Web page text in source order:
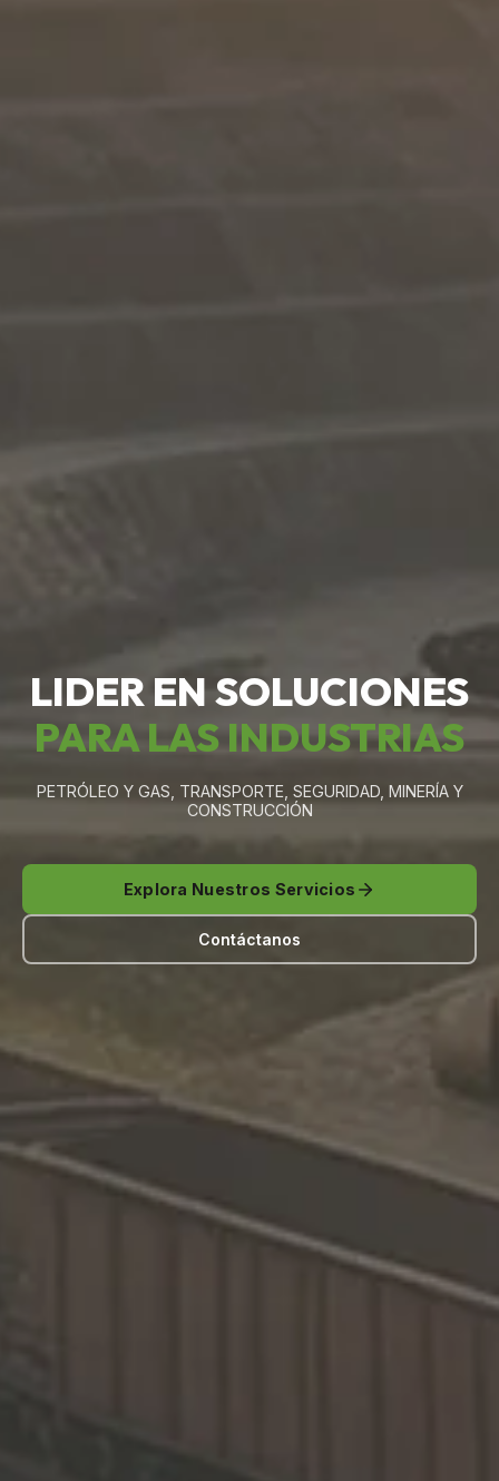
LIDER EN SOLUCIONES
PARA LAS INDUSTRIAS
PETRÓLEO Y GAS, TRANSPORTE, SEGURIDAD, MINERÍA Y
CONSTRUCCIÓN
Explora Nuestros Servicios
Contáctanos